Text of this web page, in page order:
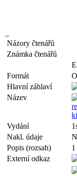
Názory čtenářů
Známka čtenářů
Formát
Hlavní záhlaví
Název
Vydání
Nakl. údaje
Popis (rozsah)
Externí odkaz